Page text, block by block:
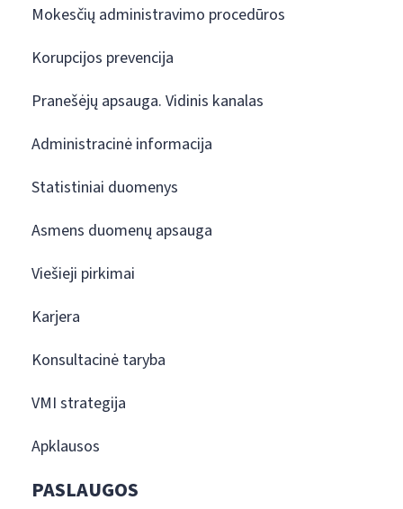
Mokesčių administravimo procedūros
Korupcijos prevencija
Pranešėjų apsauga. Vidinis kanalas
Administracinė informacija
Statistiniai duomenys
Asmens duomenų apsauga
Viešieji pirkimai
Karjera
Konsultacinė taryba
VMI strategija
Apklausos
PASLAUGOS